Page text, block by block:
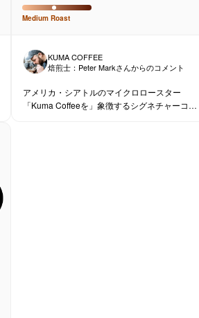
Medium Roast
KUMA COFFEE
焙煎士： Peter Markさんからのコメント
アメリカ・シアトルのマイクロロースター
「Kuma Coffeeを」象徴するシグネチャーコー